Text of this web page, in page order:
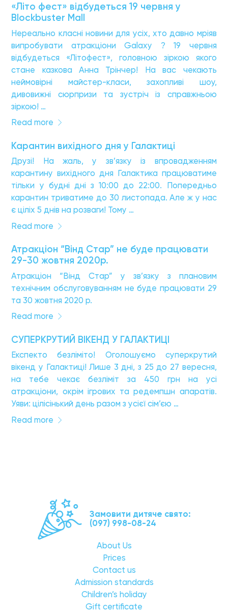
«Літо фест» відбудеться 19 червня у
Blockbuster Mall
Нереально класні новини для усіх, хто давно мріяв
випробувати атракціони Galaxy ? 19 червня
відбудеться «Літофест», головною зіркою якого
стане казкова Анна Трінчер! На вас чекають
неймовірні майстер-класи, захопливі шоу,
дивовижні сюрпризи та зустріч із справжньою
зіркою! …
Read more
Карантин вихідного дня у Галактиці
Друзі! На жаль, у зв’язку із впровадженням
карантину вихідного дня Галактика працюватиме
тільки у будні дні з 10:00 до 22:00. Попередньо
карантин триватиме до 30 листопада. Але ж у нас
є ціліх 5 днів на розваги! Тому …
Read more
Атракціон “Вінд Стар” не буде працювати
29-30 жовтня 2020р.
Атракціон “Вінд Стар” у зв’язку з плановим
технічним обслуговуванням не буде працювати 29
та 30 жовтня 2020 р.
Read more
СУПЕРКРУТИЙ ВІКЕНД У ГАЛАКТИЦІ
Експекто безліміто! Оголошуємо суперкрутий
вікенд у Галактиці! Лише 3 дні, з 25 до 27 вересня,
на тебе чекає безліміт за 450 грн на усі
атракціони, окрім ігрових та редемпшн апаратів.
Уяви: цілісінький день разом з усієї сім’єю …
Read more
Замовити дитяче свято:
(097) 998-08-24
About Us
Prices
Contact us
Admission standards
Children’s holiday
Gift certificate